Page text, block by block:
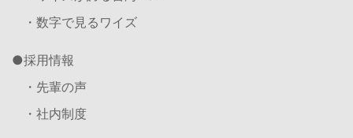
・数字で見るワイズ
採用情報
・先輩の声
・社内制度